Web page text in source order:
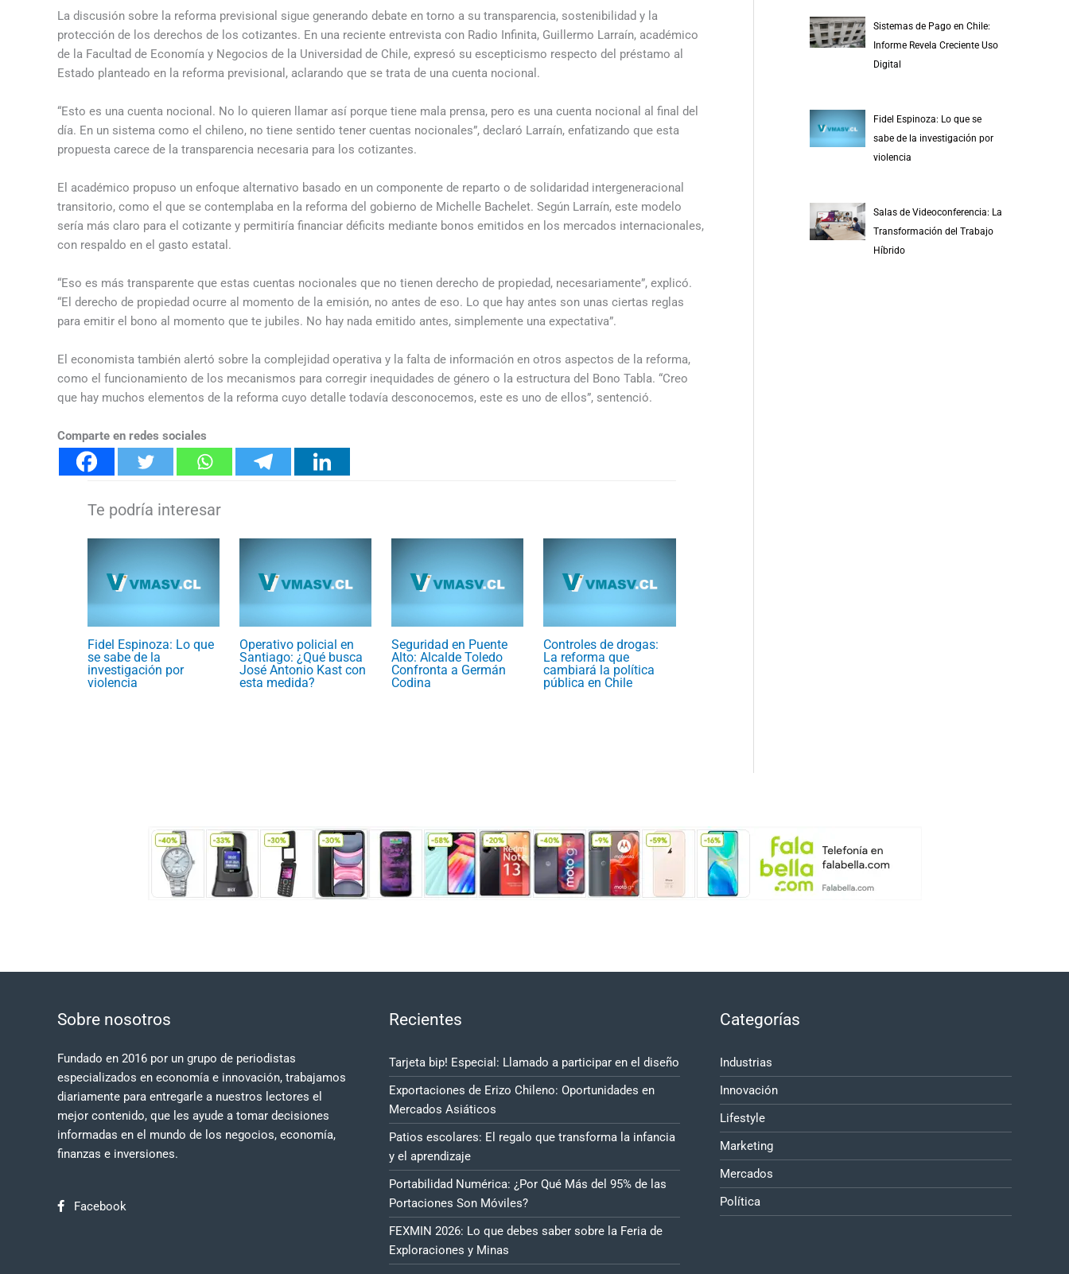
La discusión sobre la reforma previsional sigue generando debate en torno a su transparencia, sostenibilidad y la
protección de los derechos de los cotizantes. En una reciente entrevista con Radio Infinita, Guillermo Larraín, académico
de la Facultad de Economía y Negocios de la Universidad de Chile, expresó su escepticismo respecto del préstamo al
Estado planteado en la reforma previsional, aclarando que se trata de una cuenta nocional.
“Esto es una cuenta nocional. No lo quieren llamar así porque tiene mala prensa, pero es una cuenta nocional al final del
día. En un sistema como el chileno, no tiene sentido tener cuentas nocionales”, declaró Larraín, enfatizando que esta
propuesta carece de la transparencia necesaria para los cotizantes.
El académico propuso un enfoque alternativo basado en un componente de reparto o de solidaridad intergeneracional
transitorio, como el que se contemplaba en la reforma del gobierno de Michelle Bachelet. Según Larraín, este modelo
sería más claro para el cotizante y permitiría financiar déficits mediante bonos emitidos en los mercados internacionales,
con respaldo en el gasto estatal.
“Eso es más transparente que estas cuentas nocionales que no tienen derecho de propiedad, necesariamente”, explicó.
“El derecho de propiedad ocurre al momento de la emisión, no antes de eso. Lo que hay antes son unas ciertas reglas
para emitir el bono al momento que te jubiles. No hay nada emitido antes, simplemente una expectativa”.
El economista también alertó sobre la complejidad operativa y la falta de información en otros aspectos de la reforma,
como el funcionamiento de los mecanismos para corregir inequidades de género o la estructura del Bono Tabla. “Creo
que hay muchos elementos de la reforma cuyo detalle todavía desconocemos, este es uno de ellos”, sentenció.
Comparte en redes sociales
Fidel Espinoza: Lo que
se sabe de la
investigación por
violencia
Operativo policial en
Santiago: ¿Qué busca
José Antonio Kast con
esta medida?
Seguridad en Puente
Alto: Alcalde Toledo
Confronta a Germán
Codina
Controles de drogas:
La reforma que
cambiará la política
pública en Chile
Sistemas de Pago en Chile:
Informe Revela Creciente Uso
Digital
Fidel Espinoza: Lo que se
sabe de la investigación por
violencia
Salas de Videoconferencia: La
Transformación del Trabajo
Híbrido
Sobre nosotros
Fundado en 2016 por un grupo de periodistas
especializados en economía e innovación, trabajamos
diariamente para entregarle a nuestros lectores el
mejor contenido, que les ayude a tomar decisiones
informadas en el mundo de los negocios, economía,
finanzas e inversiones.
Facebook
Recientes
Tarjeta bip! Especial: Llamado a participar en el diseño
Exportaciones de Erizo Chileno: Oportunidades en
Mercados Asiáticos
Patios escolares: El regalo que transforma la infancia
y el aprendizaje
Portabilidad Numérica: ¿Por Qué Más del 95% de las
Portaciones Son Móviles?
FEXMIN 2026: Lo que debes saber sobre la Feria de
Exploraciones y Minas
Categorías
Industrias
Innovación
Lifestyle
Marketing
Mercados
Política